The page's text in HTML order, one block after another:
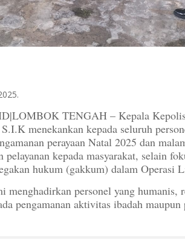
TENGAH – Kepala
menekankan kepada seluruh
perayaan Natal 2025 dan
pelayanan kepada masyarakat, selain
hukum (gakkum) dalam Operasi
menghadirkan personel yang humanis,
pengamanan aktivitas ibadah